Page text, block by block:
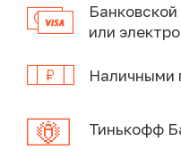
или
Наличными
Тинькофф